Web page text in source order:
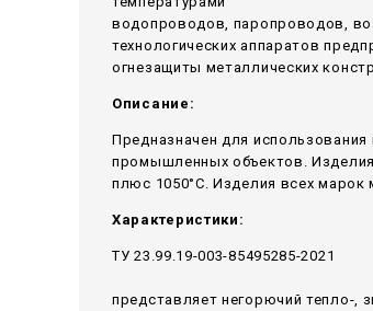
водопроводов, паропроводов,
технологических аппаратов
огнезащиты металлических
Описание:
Предназначен для
промышленных объектов.
плюс 1050°С. Изделия всех марок
Характеристики:
ТУ 23.99.19-003-85495285-2021
представляет негорючий тепло-,